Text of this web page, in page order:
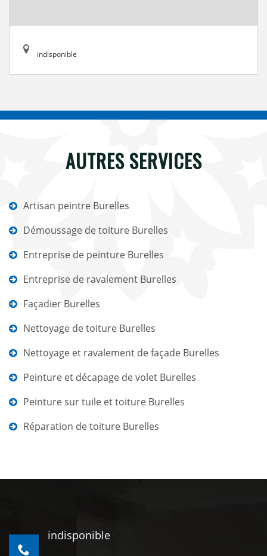
indisponible
AUTRES SERVICES
Artisan peintre Burelles
Démoussage de toiture Burelles
Entreprise de peinture Burelles
Entreprise de ravalement Burelles
Façadier Burelles
Nettoyage de toiture Burelles
Nettoyage et ravalement de façade Burelles
Peinture et décapage de volet Burelles
Peinture sur tuile et toiture Burelles
Réparation de toiture Burelles
indisponible